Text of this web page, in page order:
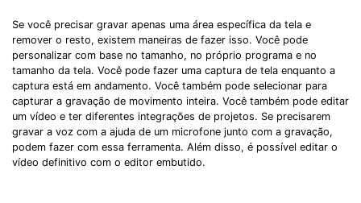
Se você precisar gravar apenas uma área específica da tela e
remover o resto, existem maneiras de fazer isso. Você pode
personalizar com base no tamanho, no próprio programa e no
tamanho da tela. Você pode fazer uma captura de tela enquanto a
captura está em andamento. Você também pode selecionar para
capturar a gravação de movimento inteira. Você também pode editar
um vídeo e ter diferentes integrações de projetos. Se precisarem
gravar a voz com a ajuda de um microfone junto com a gravação,
podem fazer com essa ferramenta. Além disso, é possível editar o
vídeo definitivo com o editor embutido.